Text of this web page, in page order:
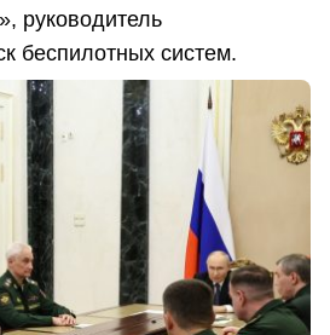
руководитель
беспилотных систем.